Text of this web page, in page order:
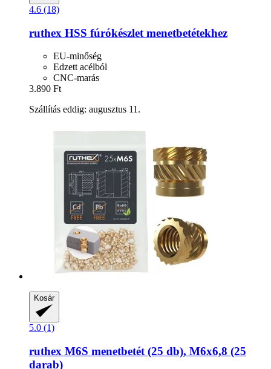
4.6 (18)
ruthex HSS fúrókészlet menetbetétekhez
EU-minőség
Edzett acélból
CNC-marás
3.890 Ft
Szállítás eddig: augusztus 11.
Kosár
5.0 (1)
ruthex M6S menetbetét (25 db), M6x6,8 (25
darab)